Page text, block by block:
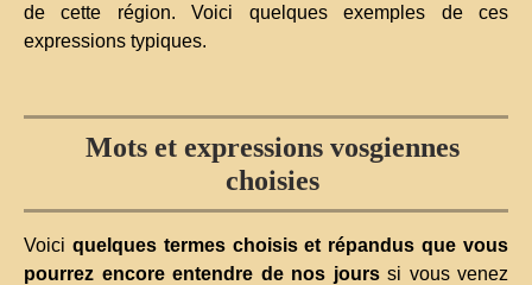
de cette région. Voici quelques exemples de ces
expressions typiques.
Mots et expressions vosgiennes
choisies
Voici quelques termes choisis et répandus que vous
pourrez encore entendre de nos jourssi vous venez